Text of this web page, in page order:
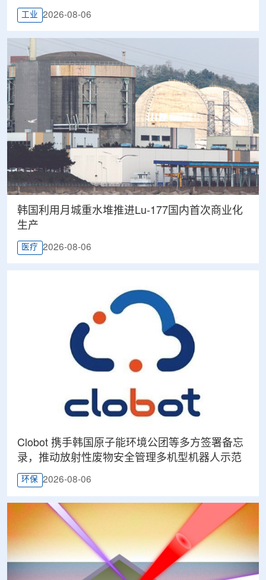
工业 2026-08-06
韩国利用月城重水堆推进Lu-177国内首次商业化
生产
医疗 2026-08-06
Clobot 携手韩国原子能环境公团等多方签署备忘
录，推动放射性废物安全管理多机型机器人示范
环保 2026-08-06